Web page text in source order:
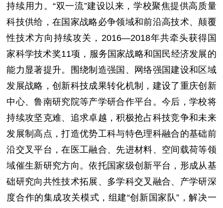
持续用力。“双一流”建设以来，学校聚焦提供高质量
科技供给，在国家战略必争领域和前沿高技术、颠覆
性技术方向持续攻关，2016—2018年共牵头获得国
家科学技术奖11项，服务国家战略和国民经济发展的
能力显著提升。围绕制造强国、网络强国建设和区域
发展战略，创新科技成果转化机制，建设了重庆创新
中心、鲁南研究院等产学研合作平台。今后，学校将
持续攻坚克难、追求卓越，积极抢占科技竞争和未来
发展制高点，打造优势工科与特色理科融合的基础前
沿交叉平台，在医工融合、先进材料、空间载荷等领
域催生新研究方向。依托国家级创新平台，形成从基
础研究向共性技术拓展、多学科交叉融合、产学研深
度合作的集成攻关模式，组建“创新国家队”，解决一